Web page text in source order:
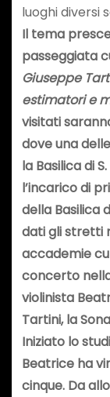
luoghi diversi
Il tema
passeggiata
Giuseppe
estimatori e
visitati
dove una
laBasilica di
l’incarico di
della Basilica
datigli stretti
accademie
concerto
violinista
Tartini, la
Iniziato lo
Beatrice ha
cinque. Da